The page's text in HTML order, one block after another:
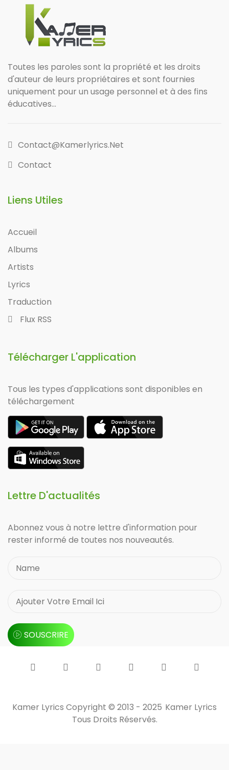
Toutes les paroles sont la propriété et les droits
d'auteur de leurs propriétaires et sont fournies
uniquement pour un usage personnel et à des fins
éducatives...
Contact@kamerlyrics.net
Contact
Liens Utiles
Accueil
Albums
Artists
Lyrics
Traduction
Flux RSS
Télécharger L'application
Tous les types d'applications sont disponibles en
téléchargement
Lettre D'actualités
Abonnez vous à notre lettre d'information pour
rester informé de toutes nos nouveautés.
SOUSCRIRE
Kamer Lyrics Copyright © 2013 - 2025 Kamer Lyrics
Tous Droits Réservés.